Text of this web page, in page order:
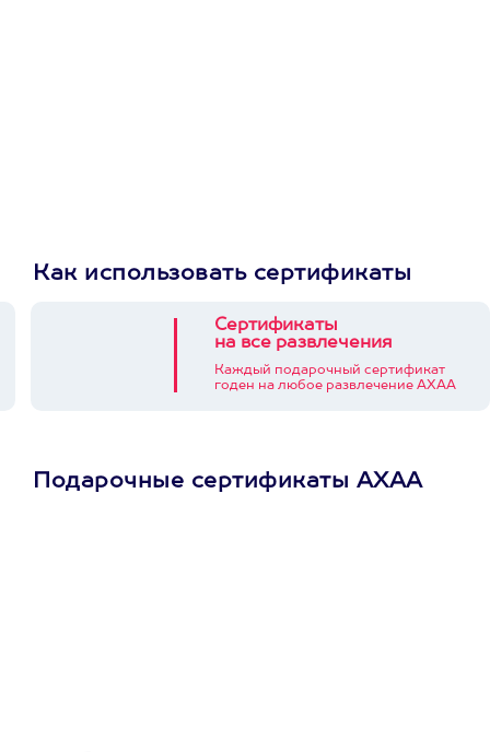
Как использовать сертификаты
Сертификаты
на все развлечения
Каждый подарочный сертификат
годен на любое развлечение АХАА
Подарочные сертификаты АХАА